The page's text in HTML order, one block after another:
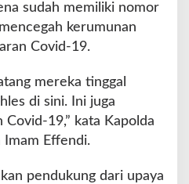
sudah memiliki nomor
kerumunan
Covid-19.
mereka tinggal
di sini. Ini juga
19,” kata Kapolda
Imam Effendi.
pendukung dari upaya